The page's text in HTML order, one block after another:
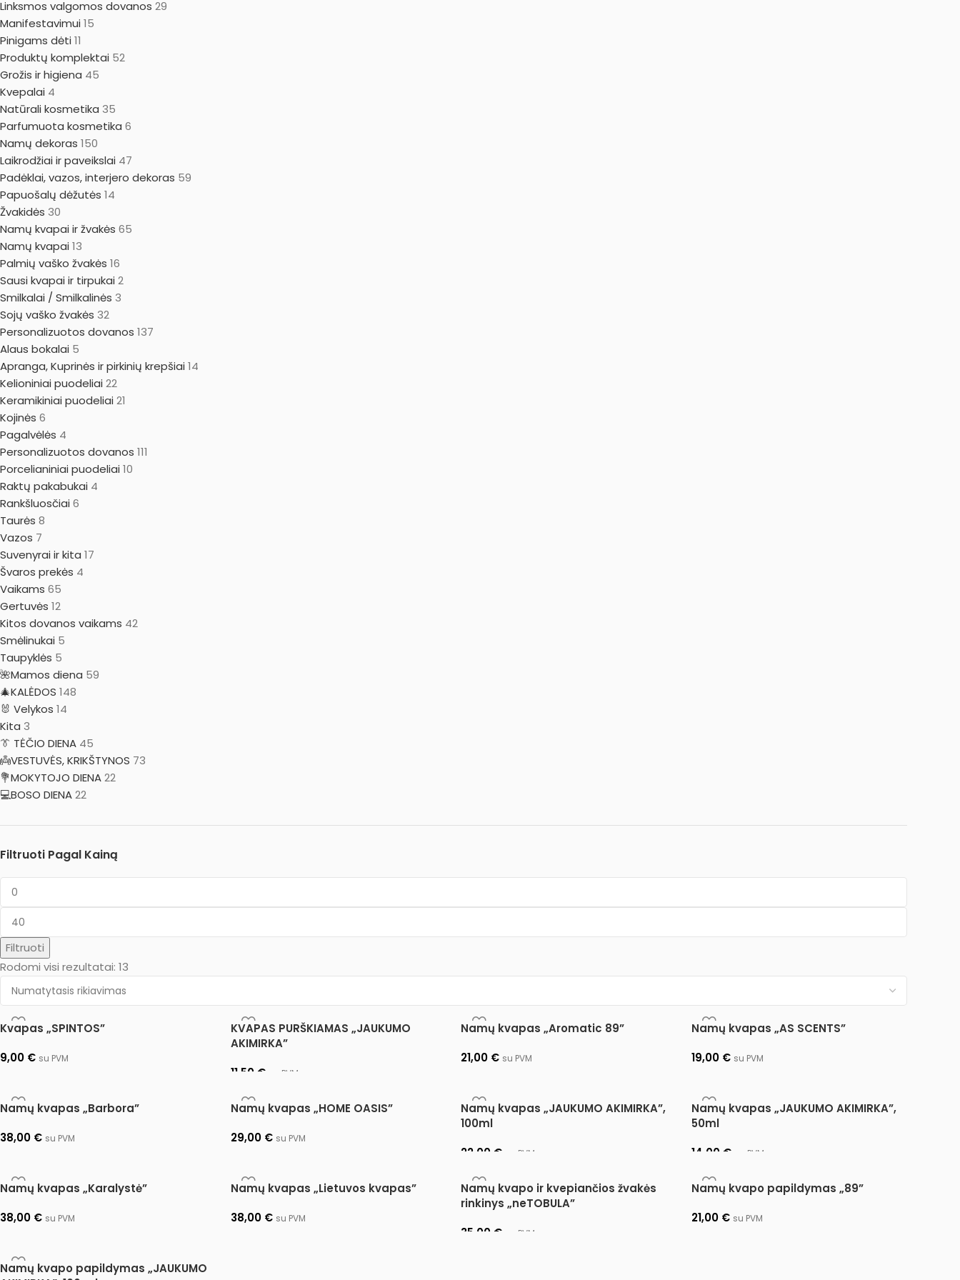
Linksmos valgomos dovanos 29
Manifestavimui 15
Pinigams dėti 11
Produktų komplektai 52
Grožis ir higiena 45
Kvepalai 4
Natūrali kosmetika 35
Parfumuota kosmetika 6
Namų dekoras 150
Laikrodžiai ir paveikslai 47
Padėklai, vazos, interjero dekoras 59
Papuošalų dėžutės 14
Žvakidės 30
Namų kvapai ir žvakės 65
Namų kvapai 13
Palmių vaško žvakės 16
Sausi kvapai ir tirpukai 2
Smilkalai / Smilkalinės 3
Sojų vaško žvakės 32
Personalizuotos dovanos 137
Alaus bokalai 5
Apranga, Kuprinės ir pirkinių krepšiai 14
Kelioniniai puodeliai 22
Keramikiniai puodeliai 21
Kojinės 6
Pagalvėlės 4
Personalizuotos dovanos 111
Porcelianiniai puodeliai 10
Raktų pakabukai 4
Rankšluosčiai 6
Taurės 8
Vazos 7
Suvenyrai ir kita 17
Švaros prekės 4
Vaikams 65
Gertuvės 12
Kitos dovanos vaikams 42
Smėlinukai 5
Taupyklės 5
🌺Mamos diena 59
🎄KALĖDOS 148
🐰 Velykos 14
Kita 3
👔 TĖČIO DIENA 45
👼VESTUVĖS, KRIKŠTYNOS 73
💐MOKYTOJO DIENA22
💻BOSO DIENA22
Filtruoti Pagal Kainą
Filtruoti
Rodomi visi rezultatai: 13
Kvapas „SPINTOS”
9,00 € su PVM
KVAPAS PURŠKIAMAS „JAUKUMO
AKIMIRKA”
11,50 €
su PVM
Namų kvapas „Aromatic 89”
21,00 € su PVM
Namų kvapas „AS SCENTS”
19,00 € su PVM
Namų kvapas „Barbora”
38,00 € su PVM
Namų kvapas „HOME OASIS”
29,00 € su PVM
Namų kvapas „JAUKUMO AKIMIRKA”,
100ml
22,00 €
su PVM
Namų kvapas „JAUKUMO AKIMIRKA”,
50ml
14,00 €
su PVM
Namų kvapas „Karalystė”
38,00 € su PVM
Namų kvapas „Lietuvos kvapas”
38,00 € su PVM
Namų kvapo ir kvepiančios žvakės
rinkinys „neTOBULA”
35,00 €
su PVM
Namų kvapo papildymas „89”
21,00 € su PVM
Namų kvapo papildymas „JAUKUMO